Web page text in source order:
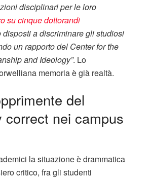
disciplinari per le loro
su cinque dottorandi
disposti a discriminare gli studiosi
un rapporto del Center for the
and Ideology”. Lo
memoria è già realtà.
del
correct nei campus
la situazione è drammatica
critico, fra gli studenti